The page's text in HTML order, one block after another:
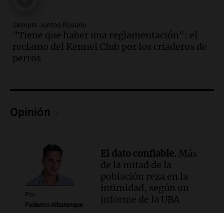
Audio.El reclamo del sector industrial
tras las críticas de Caputo: "Somos seres
humanos que trabajamos"
Noticias Rosario
Audio.Suspenden clases en Bariloche y
condiciones de circulación
Audio.Uspallata enfrenta un temporal
de nieve que deja varados a 1500
camiones por más de 24 días
Noticias
Episodios
Audio.Exigen justicia por Débora:
Siempre Juntos Rosario
"Tiene que haber una reglamentación": el
reclamo del Kennel Club por los criaderos de
perros
Opinión
Por
Federico Albarenque
El dato confiable. Más
de la mitad de la
población reza en la
intimidad, según un
informe de la UBA